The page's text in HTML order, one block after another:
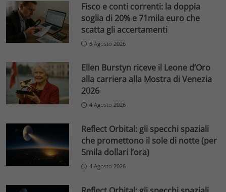
Fisco e conti correnti: la doppia
soglia di 20% e 71mila euro che
scatta gli accertamenti
5 Agosto 2026
Ellen Burstyn riceve il Leone d’Oro
alla carriera alla Mostra di Venezia
2026
4 Agosto 2026
Reflect Orbital: gli specchi spaziali
che promettono il sole di notte (per
5mila dollari l’ora)
4 Agosto 2026